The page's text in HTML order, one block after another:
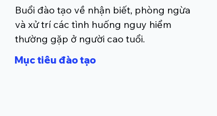
Buổi đào tạo về nhận biết, phòng ngừa
và xử trí các tình huống nguy hiểm
thường gặp ở người cao tuổi.
Mục tiêu đào tạo